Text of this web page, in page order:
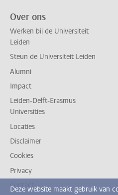
Over ons
Werken bij de Universiteit
Leiden
Steun de Universiteit Leiden
Alumni
Impact
Leiden-Delft-Erasmus
Universities
Locaties
Disclaimer
Cookies
Privacy
Contact
Deze website maakt gebruik van